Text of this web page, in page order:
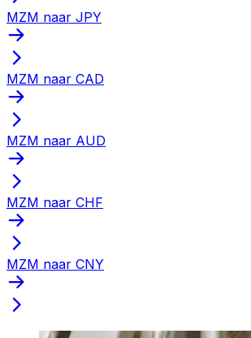
MZM naar JPY
MZM naar CAD
MZM naar AUD
MZM naar CHF
MZM naar CNY